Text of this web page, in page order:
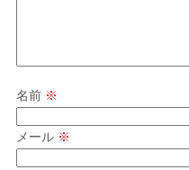
名前 ※
メール ※